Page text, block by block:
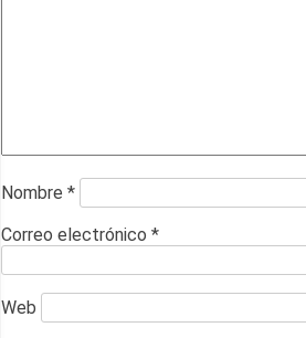
Nombre *
Correo electrónico *
Web